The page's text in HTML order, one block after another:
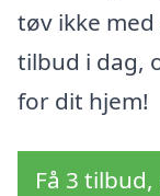
tøv ikke
tilbud i dag,
for dit hjem!
Få 3